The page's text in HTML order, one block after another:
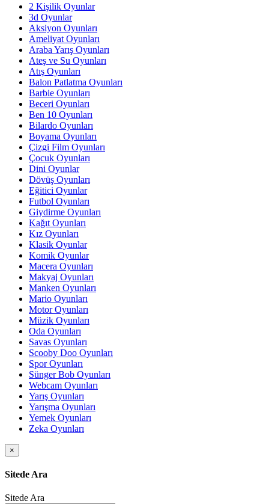
2 Kişilik Oyunlar
3d Oyunlar
Aksiyon Oyunları
Ameliyat Oyunları
Araba Yarış Oyunları
Ateş ve Su Oyunları
Atış Oyunları
Balon Patlatma Oyunları
Barbie Oyunları
Beceri Oyunları
Ben 10 Oyunları
Bilardo Oyunları
Boyama Oyunları
Çizgi Film Oyunları
Çocuk Oyunları
Dini Oyunlar
Dövüş Oyunları
Eğitici Oyunlar
Futbol Oyunları
Giydirme Oyunları
Kağıt Oyunları
Kız Oyunları
Klasik Oyunlar
Komik Oyunlar
Macera Oyunları
Makyaj Oyunları
Manken Oyunları
Mario Oyunları
Motor Oyunları
Müzik Oyunları
Oda Oyunları
Savas Oyunları
Scooby Doo Oyunları
Spor Oyunları
Sünger Bob Oyunları
Webcam Oyunları
Yarış Oyunları
Yarışma Oyunları
Yemek Oyunları
Zeka Oyunları
×
Sitede Ara
Sitede Ara